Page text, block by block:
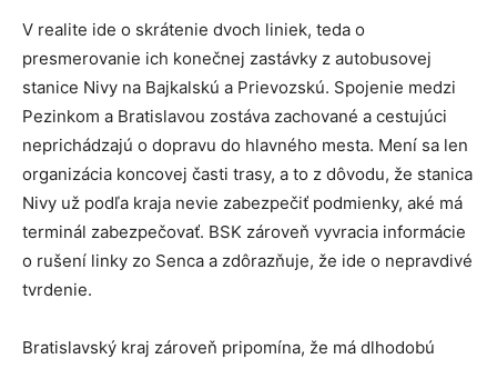
V realite ide o skrátenie dvoch liniek, teda o
presmerovanie ich konečnej zastávky z autobusovej
stanice Nivy na Bajkalskú a Prievozskú. Spojenie medzi
Pezinkom a Bratislavou zostáva zachované a cestujúci
neprichádzajú o dopravu do hlavného mesta. Mení sa len
organizácia koncovej časti trasy, a to z dôvodu, že stanica
Nivy už podľa kraja nevie zabezpečiť podmienky, aké má
terminál zabezpečovať. BSK zároveň vyvracia informácie
o rušení linky zo Senca a zdôrazňuje, že ide o nepravdivé
tvrdenie.
Bratislavský kraj zároveň pripomína, že má dlhodobú